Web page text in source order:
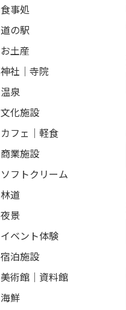
食事処
道の駅
お土産
神社｜寺院
温泉
文化施設
カフェ｜軽食
商業施設
ソフトクリーム
林道
夜景
イベント体験
宿泊施設
美術館｜資料館
海鮮